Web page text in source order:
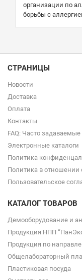
организации по
борьбы с
СТРАНИЦЫ
Новости
Доставка
Оплата
Контакты
FAQ: Часто
Электронные каталоги
Политика
Политика в отношении
Пользовательское
КАТАЛОГ ТОВАРОВ
Демооборудование и
Продукция НПП
Продукция по
Общелабораторный
Пластиковая посуда